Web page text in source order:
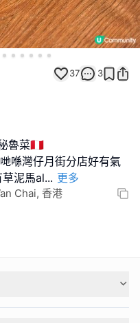
37 3
魯菜🇵🇪
喺灣仔月街分店好有氣
泥馬al... 更多
Chai, 香港